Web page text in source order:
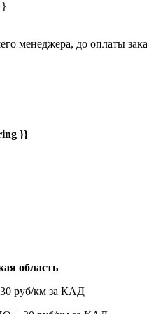
менеджера, до оплаты
}}
область
30 руб/км за КАД